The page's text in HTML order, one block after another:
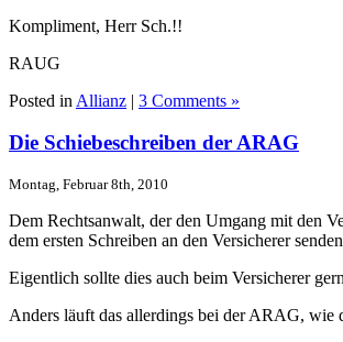
Kompliment, Herr Sch.!!
RAUG
Posted in Allianz | 3 Comments »
Die Schiebeschreiben der ARAG
Montag, Februar 8th, 2010
Dem Rechtsanwalt, der den Umgang mit den
dem ersten Schreiben an den Versicherer
Eigentlich sollte dies auch beim Versicherer
Anders läuft das allerdings bei der ARAG, wie